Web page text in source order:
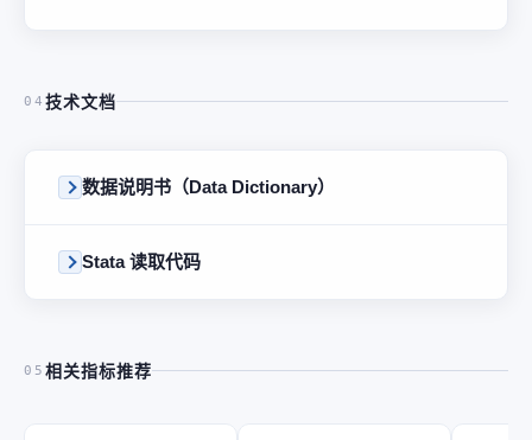
04 技术文档
数据说明书（Data Dictionary）
Stata 读取代码
05 相关指标推荐